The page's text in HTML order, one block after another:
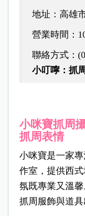
地址：高雄
營業時間：
聯絡方式：
小叮嚀：抓
小咪寶抓周
抓周表情
小咪寶是一家
作室，提供西
氛既專業又溫
抓周服飾與道具